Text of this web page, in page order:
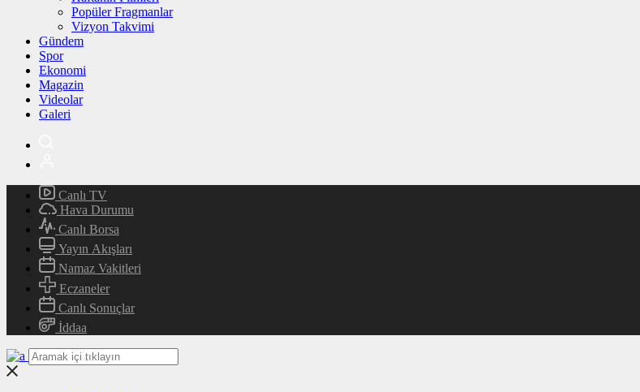
Popüler Fragmanlar
Vizyon Takvimi
Gündem
Spor
Ekonomi
Magazin
Videolar
Galeri
Canlı TV
Hava Durumu
Canlı Borsa
Yayın Akışları
Namaz Vakitleri
Eczaneler
Canlı Sonuçlar
İddaa